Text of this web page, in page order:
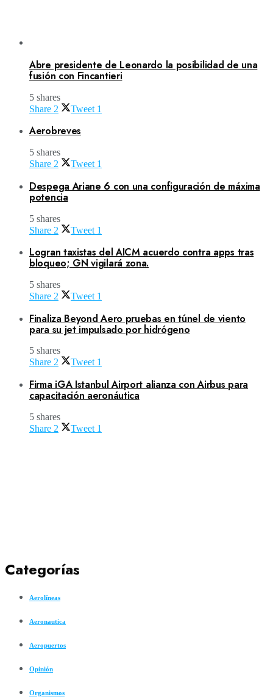
Abre presidente de Leonardo la posibilidad de una
fusión con Fincantieri
5 shares
Share 2 Tweet 1
Aerobreves
5 shares
Share 2 Tweet 1
Despega Ariane 6 con una configuración de máxima
potencia
5 shares
Share 2 Tweet 1
Logran taxistas del AICM acuerdo contra apps tras
bloqueo; GN vigilará zona.
5 shares
Share 2 Tweet 1
Finaliza Beyond Aero pruebas en túnel de viento
para su jet impulsado por hidrógeno
5 shares
Share 2 Tweet 1
Firma iGA Istanbul Airport alianza con Airbus para
capacitación aeronáutica
5 shares
Share 2 Tweet 1
Categorías
Aerolíneas
Aeronautica
Aeropuertos
Opinión
Organismos